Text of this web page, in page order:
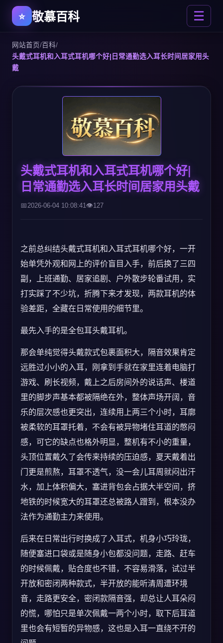
敬慕百科 ☰
网站首页/百科/
头戴式耳机和入耳式耳机哪个好|日常通勤选入耳长时间居家用头
戴
头戴式耳机和入耳式耳机哪个好|
日常通勤选入耳长时间居家用头戴
2026-06-04 10:08:41 127
之前总纠结头戴式耳机和入耳式耳机哪个好，一开
始单凭外观和网上的评价盲目入手，前后换了三四
副，上班通勤、居家追剧、户外散步轮番试用，实
打实踩了不少坑，折腾下来才发现，两款耳机的体
验差距，全藏在日常使用的细节里。
最先入手的是全包耳头戴耳机。
那会单纯觉得头戴款式包裹面积大，隔音效果肯定
远胜过小小的入耳，刚拿到手就在家里连着电脑打
游戏、刷长视频，戴上之后房间外的说话声、楼道
里的脚步声基本都被隔绝在外，整体声场开阔，音
乐的层次感也更突出，连续用上两三个小时，耳廓
被柔软的耳罩托着，不会有被异物堵住耳道的憋闷
感，可它的缺点也格外明显，整机有不小的重量，
头顶位置戴久了会传来持续的压迫感，夏天戴着出
门更是煎熬，耳罩不透气，没一会儿耳周就闷出汗
水，加上体积偏大，塞进背包会占据大半空间，挤
地铁的时候宽大的耳罩还总被路人蹭到，根本没办
法作为通勤主力来使用。
后来在日常出行时换成了入耳式，机身小巧玲珑，
随便塞进口袋或是随身小包都没问题，走路、赶车
的时候佩戴，贴合度也不错，不容易滑落，试过半
开放和密闭两种款式，半开放的能听清周遭环境
音，走路更安全，密闭款隔音强，却总让人耳朵闷
的慌，哪怕只是单次佩戴一两个小时，取下后耳道
里也会有短暂的异物感，这也是入耳一直绕不开的